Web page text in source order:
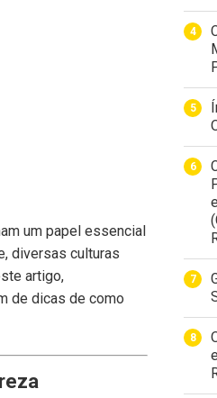
um papel essencial
diversas culturas
artigo,
de dicas de como